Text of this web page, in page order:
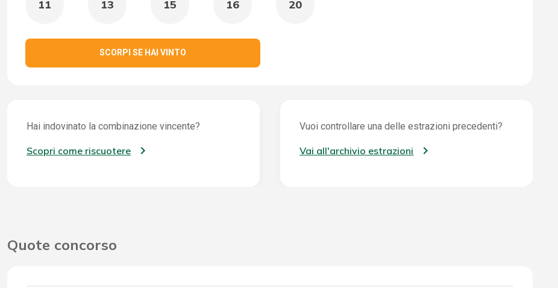
11 13 15 16 20
SCORPI SE HAI VINTO
Hai indovinato la combinazione vincente?
Scopri come riscuotere
Vuoi controllare una delle estrazioni precedenti?
Vai all'archivio estrazioni
Quote concorso